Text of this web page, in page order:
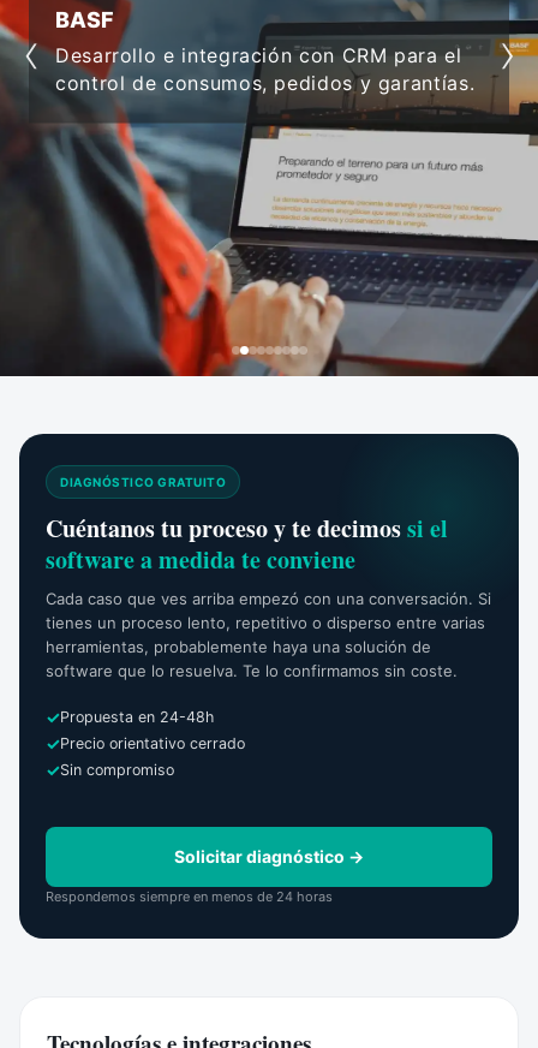
‹ BASF
Desarrollo e integración con CRM para el
control de consumos, pedidos y garantías.
›
DIAGNÓSTICO GRATUITO
Cuéntanos tu proceso y te decimossi el
software a medida te conviene
Cada caso que ves arriba empezó con una conversación. Si
tienes un proceso lento, repetitivo o disperso entre varias
herramientas, probablemente haya una solución de
software que lo resuelva. Te lo confirmamos sin coste.
Propuesta en 24-48h
Precio orientativo cerrado
Sin compromiso
Solicitar diagnóstico →
Respondemos siempre en menos de 24 horas